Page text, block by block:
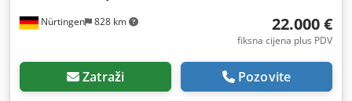
Nürtingen 828 km 22.000 €
fiksna cijena plus PDV
Zatraži Pozovite